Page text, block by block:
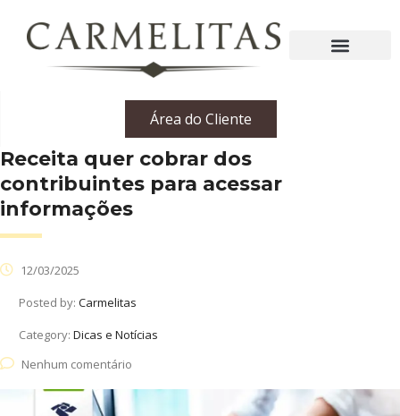
Área do Cliente
Receita quer cobrar dos
contribuintes para acessar
informações
12/03/2025
Posted by: Carmelitas
Category: Dicas e Notícias
Nenhum comentário